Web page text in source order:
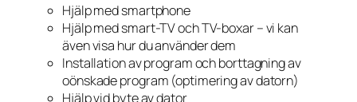
Hjälp med smartphone
Hjälp med smart-TV och TV-boxar – vi kan
även visa hur du använder dem
Installation av program och borttagning av
oönskade program (optimering av datorn)
Hjälp vid byte av dator